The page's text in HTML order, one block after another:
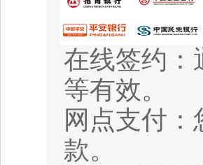
在线签约：
等有效。
网点支付
款。